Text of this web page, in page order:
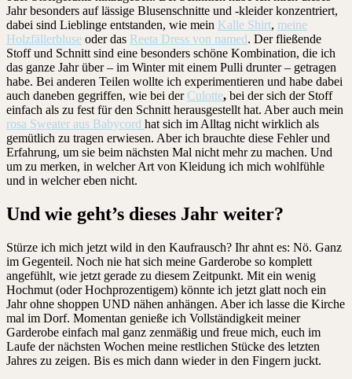
Jahr besonders auf lässige Blusenschnitte und -kleider konzentriert,
dabei sind Lieblinge entstanden, wie mein Kalle Shirt, meine
Holzfällerbluse oder das Reeta Dress von named. Der fließende
Stoff und Schnitt sind eine besonders schöne Kombination, die ich
das ganze Jahr über – im Winter mit einem Pulli drunter – getragen
habe. Bei anderen Teilen wollte ich experimentieren und habe dabei
auch daneben gegriffen, wie bei derCulotte, bei der sich der Stoff
einfach als zu fest für den Schnitt herausgestellt hat. Aber auch mein
rosa Sweater aus Babycord hat sich im Alltag nicht wirklich als
gemütlich zu tragen erwiesen. Aber ich brauchte diese Fehler und
Erfahrung, um sie beim nächsten Mal nicht mehr zu machen. Und
um zu merken, in welcher Art von Kleidung ich mich wohlfühle
und in welcher eben nicht.
Und wie geht’s dieses Jahr weiter?
Stürze ich mich jetzt wild in den Kaufrausch? Ihr ahnt es: Nö. Ganz
im Gegenteil. Noch nie hat sich meine Garderobe so komplett
angefühlt, wie jetzt gerade zu diesem Zeitpunkt. Mit ein wenig
Hochmut (oder Hochprozentigem) könnte ich jetzt glatt noch ein
Jahr ohne shoppen UND nähen anhängen. Aber ich lasse die Kirche
mal im Dorf. Momentan genieße ich Vollständigkeit meiner
Garderobe einfach mal ganz zenmäßig und freue mich, euch im
Laufe der nächsten Wochen meine restlichen Stücke des letzten
Jahres zu zeigen. Bis es mich dann wieder in den Fingern juckt.